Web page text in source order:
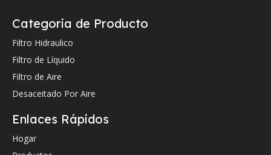
Categoria de Producto
Filtro Hidraulico
Filtro de Líquido
Filtro de Aire
Desaceitado Por Aire
Enlaces Rápidos
Hogar